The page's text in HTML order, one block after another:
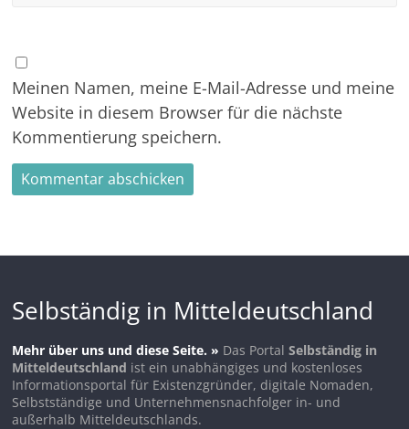
Meinen Namen, meine E-Mail-Adresse und meine
Website in diesem Browser für die nächste
Kommentierung speichern.
Selbständig in Mitteldeutschland
Mehr über uns und diese Seite. » Das PortalSelbständig in
Mitteldeutschland ist ein unabhängiges und kostenloses
Informationsportal für Existenzgründer, digitale Nomaden,
Selbstständige und Unternehmensnachfolger in- und
außerhalb Mitteldeutschlands.